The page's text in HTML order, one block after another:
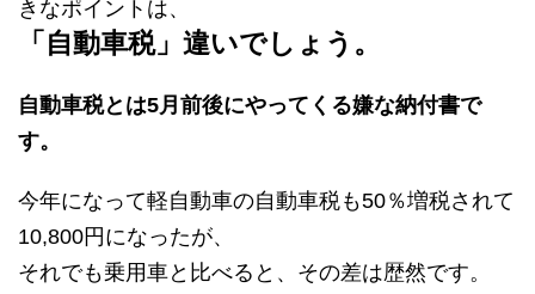
きなポイントは、
「自動車税」違いでしょう。
自動車税とは5月前後にやってくる嫌な納付書で
す。
今年になって軽自動車の自動車税も50％増税されて
10,800円になったが、
それでも乗用車と比べると、その差は歴然です。